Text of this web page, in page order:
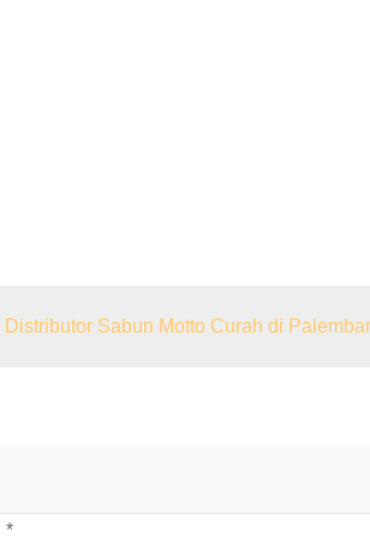
Distributor Sabun Motto Curah di
*